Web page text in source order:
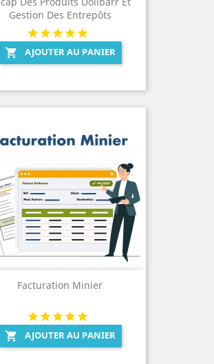
Gestion Des Entrepôts
 AJOUTER AU PANIER
Facturation Minier
 AJOUTER AU PANIER